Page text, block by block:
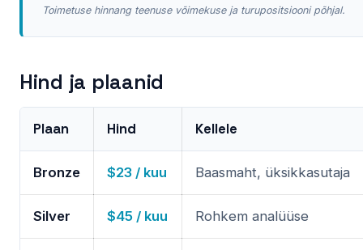
Toimetuse hinnang teenuse võimekuse ja turupositsiooni põhjal.
Hind ja plaanid
Plaan Hind Kellele
Bronze $23 / kuu Baasmaht, üksikkasutaja
Silver $45 / kuu Rohkem analüüse